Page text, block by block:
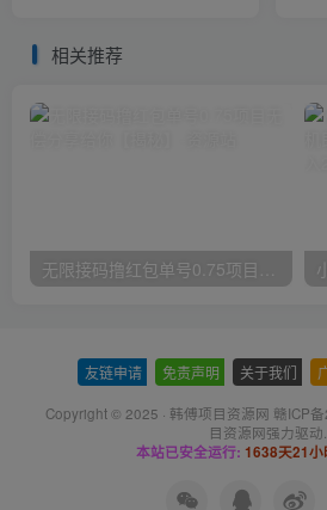
相关推荐
友链申请 免责声明 关于我们
Copyright © 2025 · 韩傅项目资源网 赣ICP
目资源网强力驱动.
本站已安全运行: 1638天21